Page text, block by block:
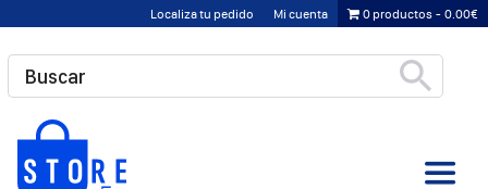
contenido
Localiza tu pedido Mi cuenta 0 productos 0.00€